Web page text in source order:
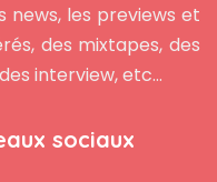
news, les previews et
des mixtapes, des
interview, etc...
sociaux